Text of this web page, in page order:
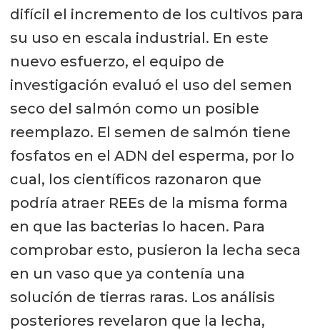
difícil el incremento de los cultivos para
su uso en escala industrial. En este
nuevo esfuerzo, el equipo de
investigación evaluó el uso del semen
seco del salmón como un posible
reemplazo. El semen de salmón tiene
fosfatos en el ADN del esperma, por lo
cual, los científicos razonaron que
podría atraer REEs de la misma forma
en que las bacterias lo hacen. Para
comprobar esto, pusieron la lecha seca
en un vaso que ya contenía una
solución de tierras raras. Los análisis
posteriores revelaron que la lecha,